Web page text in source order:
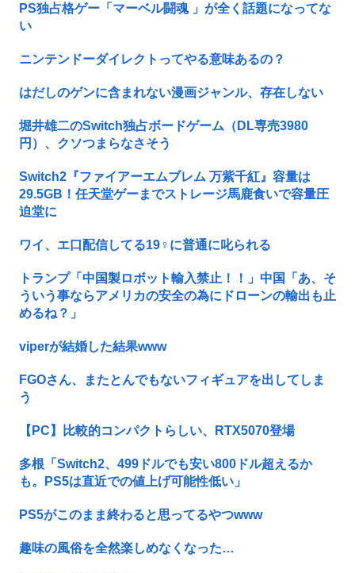
PS独占格ゲー「マーベル闘魂 」が全く話題になってな
い
ニンテンドーダイレクトってやる意味あるの？
はだしのゲンに含まれない漫画ジャンル、存在しない
堀井雄二のSwitch独占ボードゲーム（DL専売3980
円）、クソつまらなさそう
Switch2『ファイアーエムブレム 万紫千紅』容量は
29.5GB！任天堂ゲーまでストレージ馬鹿食いで容量圧
迫堂に
ワイ、エ口配信してる19♀に普通に叱られる
トランプ「中国製ロボット輸入禁止！！」中国「あ、そ
ういう事ならアメリカの安全の為にドローンの輸出も止
めるね？」
viperが結婚した結果www
FGOさん、またとんでもないフィギュアを出してしま
う
【PC】比較的コンパクトらしい、RTX5070登場
多根「Switch2、499ドルでも安い800ドル超えるか
も。PS5は直近での値上げ可能性低い」
PS5がこのまま終わると思ってるやつwww
趣味の風俗を全然楽しめなくなった…